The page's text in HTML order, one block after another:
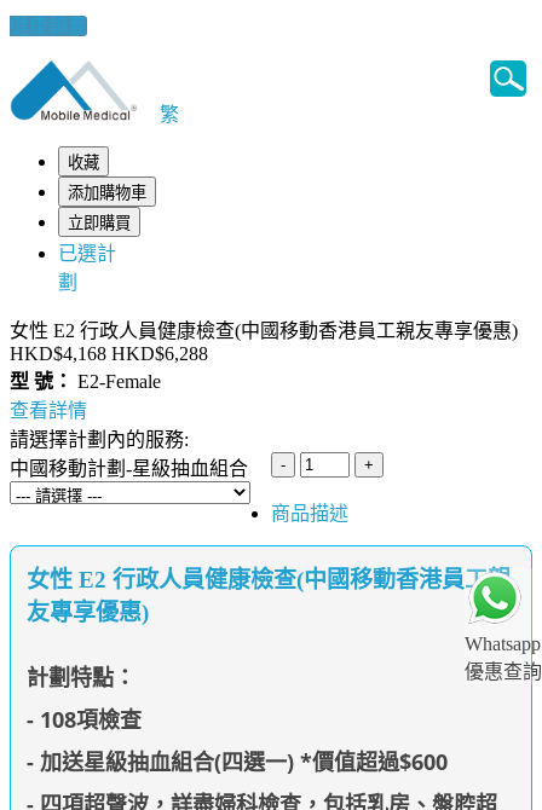
健康錦囊
Whatsapp
優惠查詢
繁
收藏
添加購物車
立即購買
已選計
劃
女性 E2 行政人員健康檢查(中國移動香港員工親友專享優惠)
HKD$4,168 HKD$6,288
型 號： E2-Female
查看詳情
請選擇計劃內的服務:
中國移動計劃-星級抽血組合
商品描述
女性 E2 行政人員健康檢查(中國移動香港員工親
友專享優惠)
計劃特點：
- 108項檢查
- 加送星級抽血組合(四選一) *價值超過$600
- 四項超聲波， 詳盡婦科檢查，包括乳房、盤腔超